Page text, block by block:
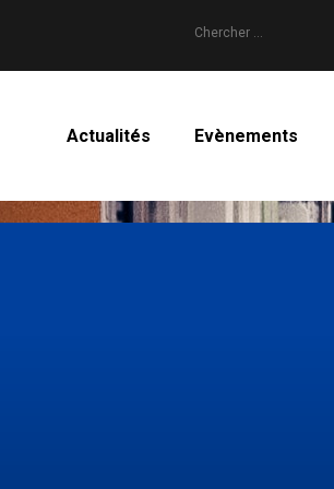
Actualités Evènements